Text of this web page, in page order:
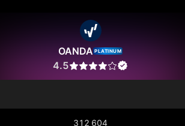
OANDA PLATINUM
4.5
312 604